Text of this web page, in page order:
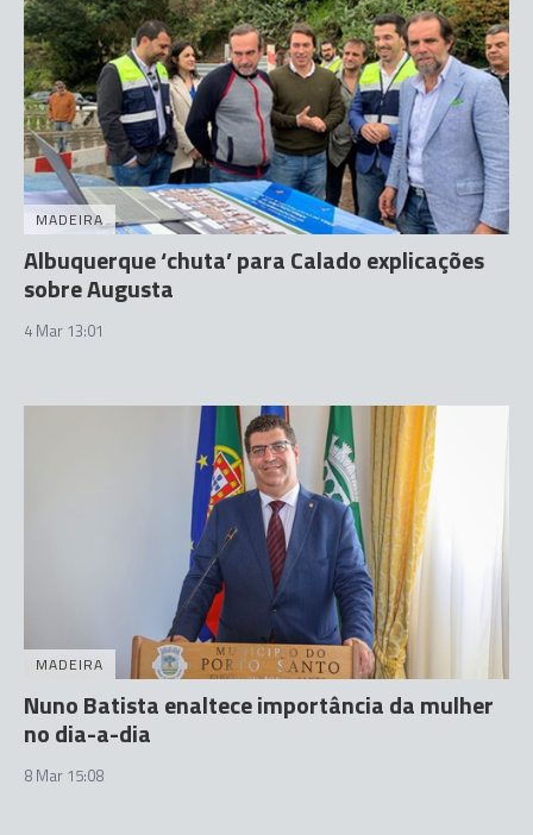
MADEIRA
Albuquerque ‘chuta’ para Calado explicações
sobre Augusta
4 Mar 13:01
MADEIRA
Nuno Batista enaltece importância da mulher
no dia-a-dia
8 Mar 15:08